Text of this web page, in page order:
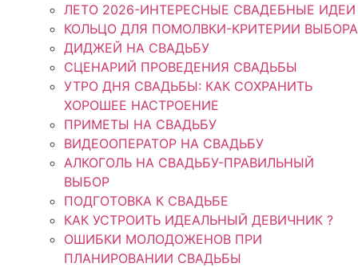
ЛЕТО 2026-ИНТЕРЕСНЫЕ СВАДЕБНЫЕ ИДЕИ
КОЛЬЦО ДЛЯ ПОМОЛВКИ-КРИТЕРИИ ВЫБОРА
ДИДЖЕЙ НА СВАДЬБУ
СЦЕНАРИЙ ПРОВЕДЕНИЯ СВАДЬБЫ
УТРО ДНЯ СВАДЬБЫ: КАК СОХРАНИТЬ
ХОРОШЕЕ НАСТРОЕНИЕ
ПРИМЕТЫ НА СВАДЬБУ
ВИДЕООПЕРАТОР НА СВАДЬБУ
АЛКОГОЛЬ НА СВАДЬБУ-ПРАВИЛЬНЫЙ
ВЫБОР
ПОДГОТОВКА К СВАДЬБЕ
КАК УСТРОИТЬ ИДЕАЛЬНЫЙ ДЕВИЧНИК ?
ОШИБКИ МОЛОДОЖЕНОВ ПРИ
ПЛАНИРОВАНИИ СВАДЬБЫ